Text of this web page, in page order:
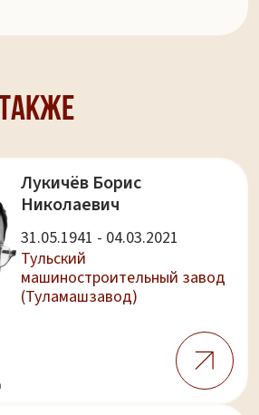
Лукичёв Борис
Николаевич
31.05.1941 - 04.03.2021
Тульский
машиностроительный завод
(Туламашзавод)